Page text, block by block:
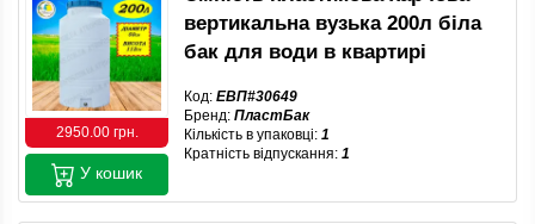
2950.00 грн.
вертикальна вузька 200л біла
бак для води в квартирі
Код: ЕВП#30649
Бренд: ПластБак
Кількість в упаковці: 1
Кратність відпускання: 1
У кошик